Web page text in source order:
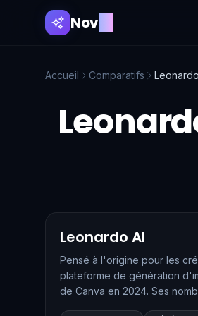
NovAI
Accueil Comparatifs
Leonardo AI
Pensé à l'origine pour les
plateforme de génération
de Canva en 2024. Ses